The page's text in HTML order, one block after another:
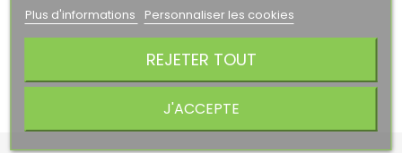
Plus d'informations Personnaliser les cookies
REJETER TOUT
J'ACCEPTE